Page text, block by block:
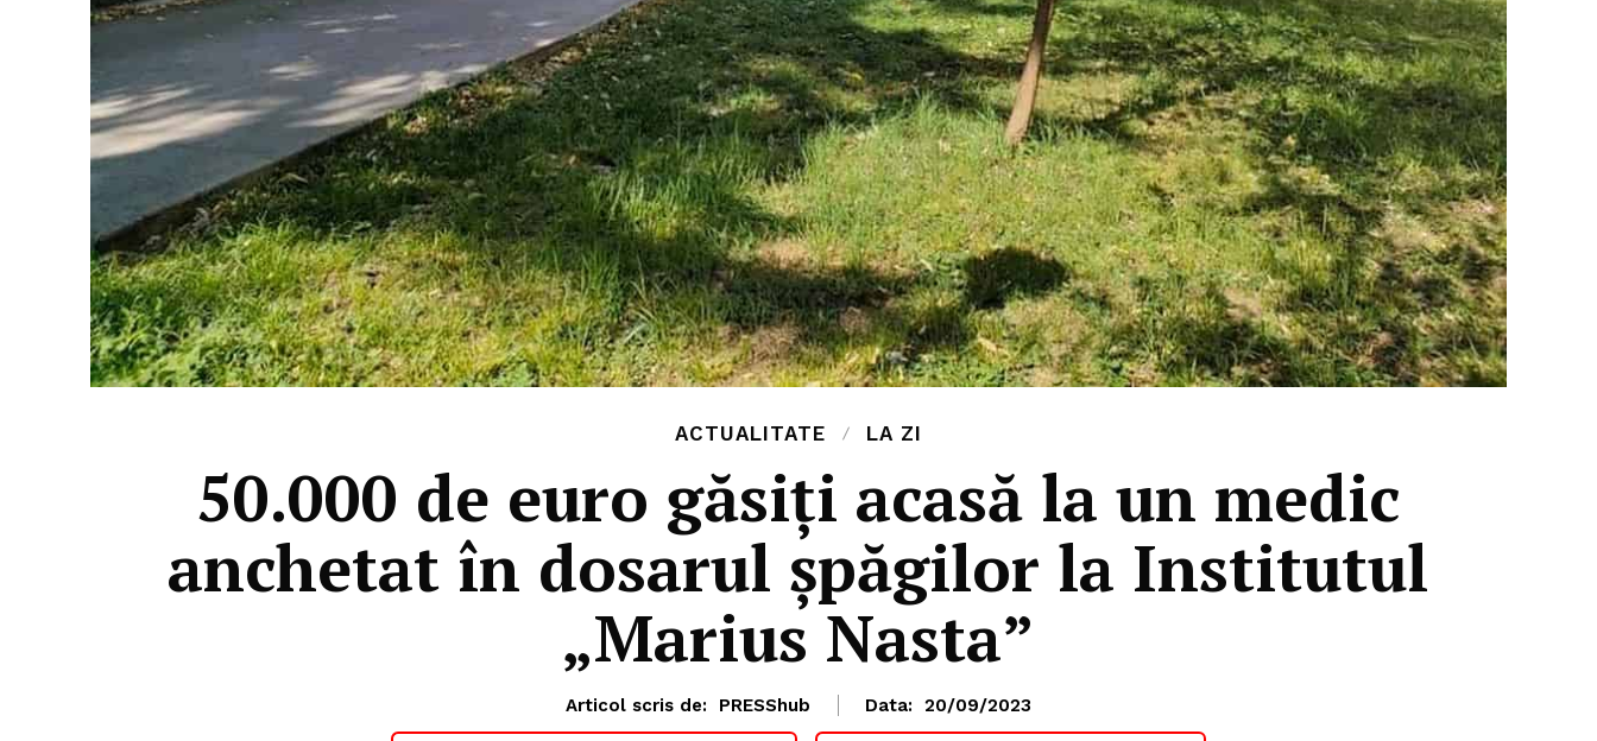
ACTUALITATE LA ZI
50.000 de euro găsiți acasă la un medic
anchetat în dosarul șpăgilor la Institutul
„Marius Nasta”
Articol scris de: PRESShub Data: 20/09/2023